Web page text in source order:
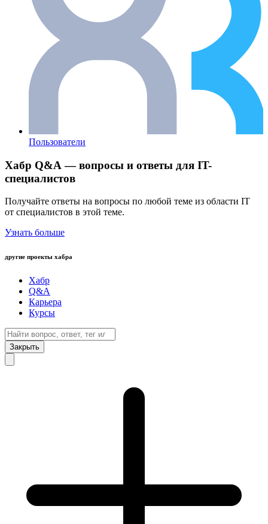
Пользователи
Хабр Q&A — вопросы и ответы для IT-
специалистов
Получайте ответы на вопросы по любой теме из области IT
от специалистов в этой теме.
Узнать больше
другие проекты хабра
Хабр
Q&A
Карьера
Курсы
Закрыть